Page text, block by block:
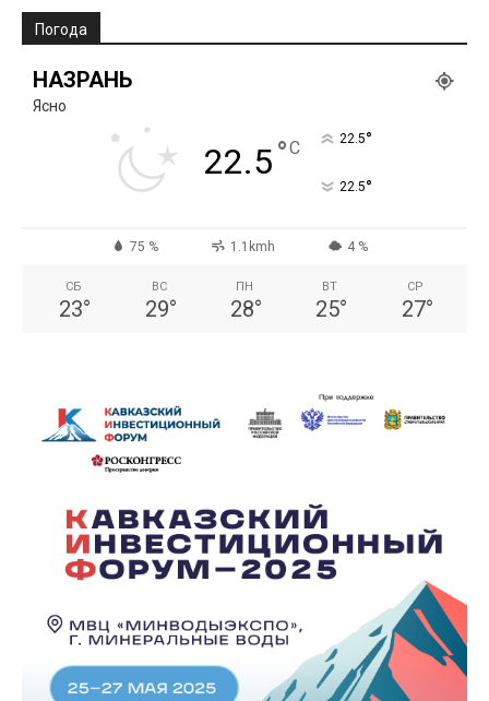
Погода
НАЗРАНЬ
Ясно
22.5°C 22.5°
22.5°
75 % 1.1kmh 4 %
СБ
23°
ВС
29°
ПН
28°
ВТ
25°
СР
27°